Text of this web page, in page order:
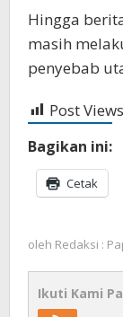
Hingga
masih
penyebab
Post
Bagikan ini:
Cetak
oleh Redaksi :
Ikuti Kami